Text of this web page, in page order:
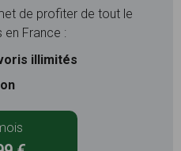
de profiter de tout le
France :
illimités